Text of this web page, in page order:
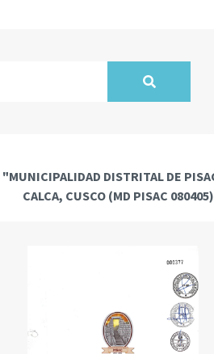
"MUNICIPALIDAD DISTRITAL DE
CALCA, CUSCO (MD PISAC